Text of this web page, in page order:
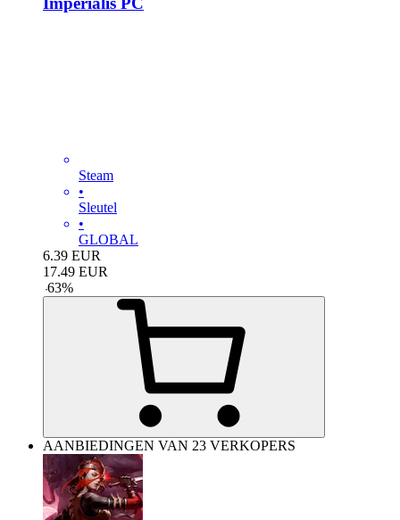
Steam
•
Sleutel
•
GLOBAL
6.39 EUR
17.49 EUR
-63%
AANBIEDINGEN VAN 23 VERKOPERS